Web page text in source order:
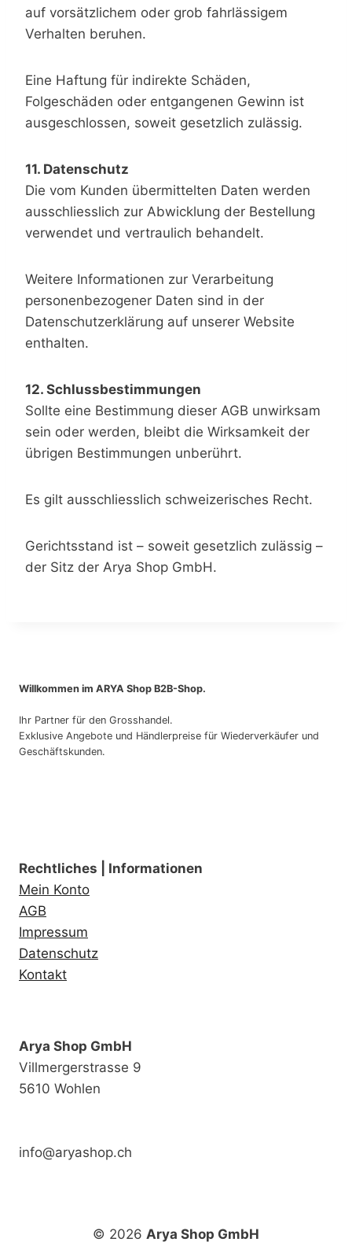
auf vorsätzlichem oder grob fahrlässigem
Verhalten beruhen.
Eine Haftung für indirekte Schäden,
Folgeschäden oder entgangenen Gewinn ist
ausgeschlossen, soweit gesetzlich zulässig.
11. Datenschutz
Die vom Kunden übermittelten Daten werden
ausschliesslich zur Abwicklung der Bestellung
verwendet und vertraulich behandelt.
Weitere Informationen zur Verarbeitung
personenbezogener Daten sind in der
Datenschutzerklärung auf unserer Website
enthalten.
12. Schlussbestimmungen
Sollte eine Bestimmung dieser AGB unwirksam
sein oder werden, bleibt die Wirksamkeit der
übrigen Bestimmungen unberührt.
Es gilt ausschliesslich schweizerisches Recht.
Gerichtsstand ist – soweit gesetzlich zulässig –
der Sitz der Arya Shop GmbH.
Willkommen im ARYA Shop B2B-Shop.
Ihr Partner für den Grosshandel.
Exklusive Angebote und Händlerpreise für Wiederverkäufer und
Geschäftskunden.
Rechtliches | Informationen
Mein Konto
AGB
Impressum
Datenschutz
Kontakt
Arya Shop GmbH
Villmergerstrasse 9
5610 Wohlen
info@aryashop.ch
© 2026 Arya Shop GmbH